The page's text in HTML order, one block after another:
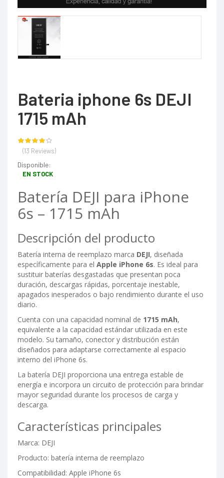
Bateria iphone 6s DEJI
1715 mAh
(13 Reviews)
Disponible:
EN STOCK
Batería DEJI para iPhone
6s – 1715 mAh
Descripción del producto
Batería interna de reemplazo marca DEJI, diseñada
específicamente para el Apple iPhone 6s. Es ideal para
sustituir baterías desgastadas que presentan poca
duración, descargas rápidas, porcentaje inestable,
apagados inesperados o bajo rendimiento durante el uso
diario.
Cuenta con una capacidad nominal de 1715 mAh,
equivalente a la capacidad estándar utilizada en este
modelo. Su tamaño, conector y distribución están
diseñados para adaptarse correctamente al espacio
interno del iPhone 6s.
La batería DEJI proporciona una entrega estable de
energía e incorpora un circuito de protección para brindar
mayor seguridad durante los procesos de carga y
descarga.
Características principales
Marca: DEJI
Producto: batería interna de reemplazo
Compatibilidad: Apple iPhone 6s